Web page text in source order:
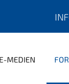
MEDIEN